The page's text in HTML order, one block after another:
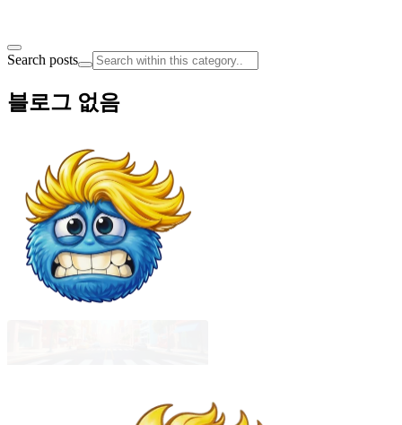
Search posts
블로그 없음